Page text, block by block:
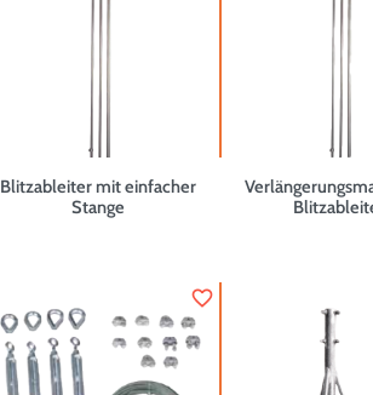
Blitzableiter mit einfacher
Stange
favorite_border